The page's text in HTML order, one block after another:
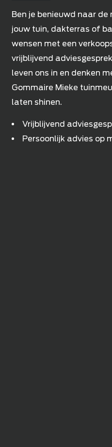
Ben je benieuwd naar
jouw tuin, dakterras of
wensen met een
vrijblijvend
leven ons in en denken
Gommaire Mieke
laten shinen.
Vrijblijvend
Persoonlijk advies op